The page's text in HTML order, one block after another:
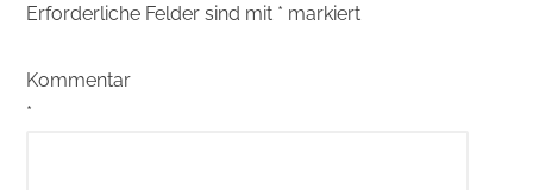
Erforderliche Felder sind mit * markiert
Kommentar
*